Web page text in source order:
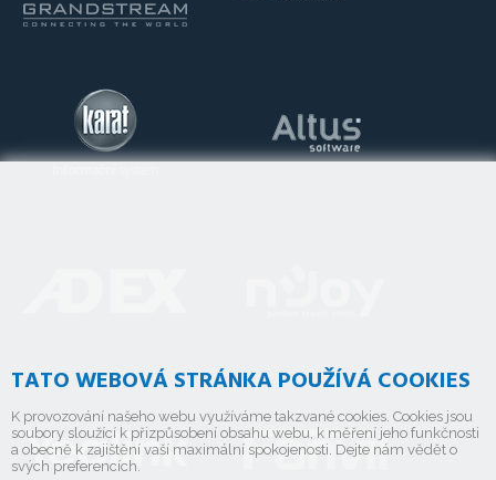
TATO WEBOVÁ STRÁNKA POUŽÍVÁ COOKIES
K provozování našeho webu využíváme takzvané cookies. Cookies jsou
soubory sloužící k přizpůsobení obsahu webu, k měření jeho funkčnosti
a obecně k zajištění vaší maximální spokojenosti. Dejte nám vědět o
svých preferencích.